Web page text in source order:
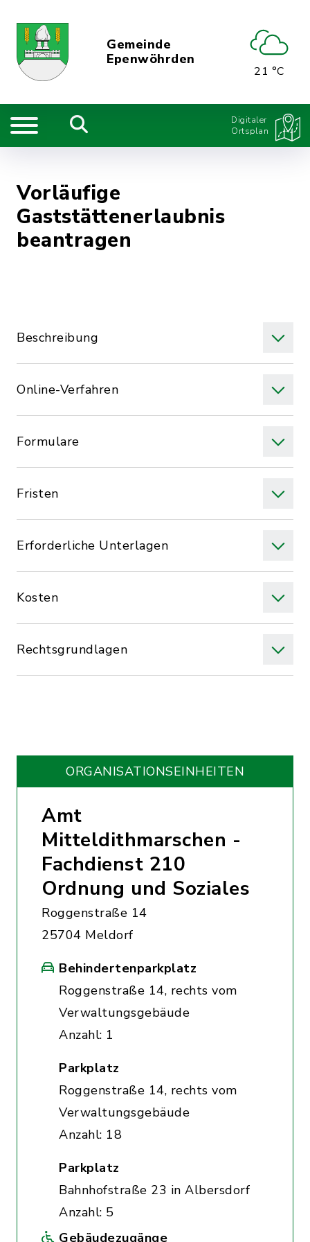
Gemeinde
Epenwöhrden
21 °C
Digitaler
Ortsplan
Vorläufige
Gaststättenerlaubnis
beantragen
Beschreibung
Online-Verfahren
Formulare
Fristen
Erforderliche Unterlagen
Kosten
Rechtsgrundlagen
ORGANISATIONS­EINHEITEN
Amt
Mitteldithmarschen -
Fachdienst 210
Ordnung und Soziales
Roggenstraße 14
25704 Meldorf
Behindertenparkplatz
Roggenstraße 14, rechts vom
Verwaltungsgebäude
Anzahl: 1
Parkplatz
Roggenstraße 14, rechts vom
Verwaltungsgebäude
Anzahl: 18
Parkplatz
Bahnhofstraße 23 in Albersdorf
Anzahl: 5
Gebäudezugänge